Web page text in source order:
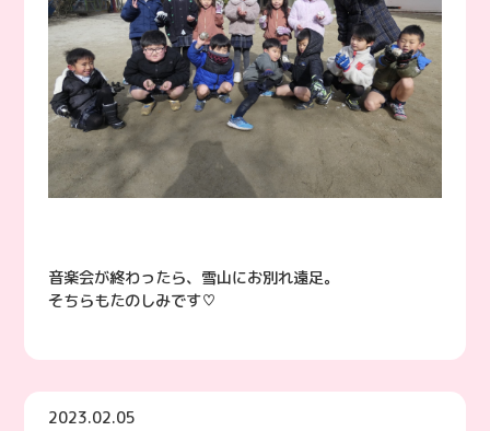
音楽会が終わったら、雪山にお別れ遠足。
そちらもたのしみです♡
2023.02.05